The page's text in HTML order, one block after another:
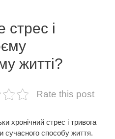
стрес і
житті?
Rate this post
хронічний стрес і тривога
сучасного способу життя.